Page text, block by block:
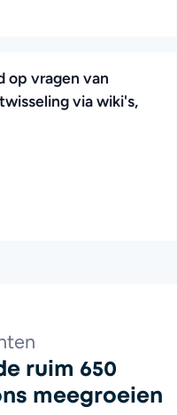
op vragen van
via wiki's,
ruim 650
meegroeien